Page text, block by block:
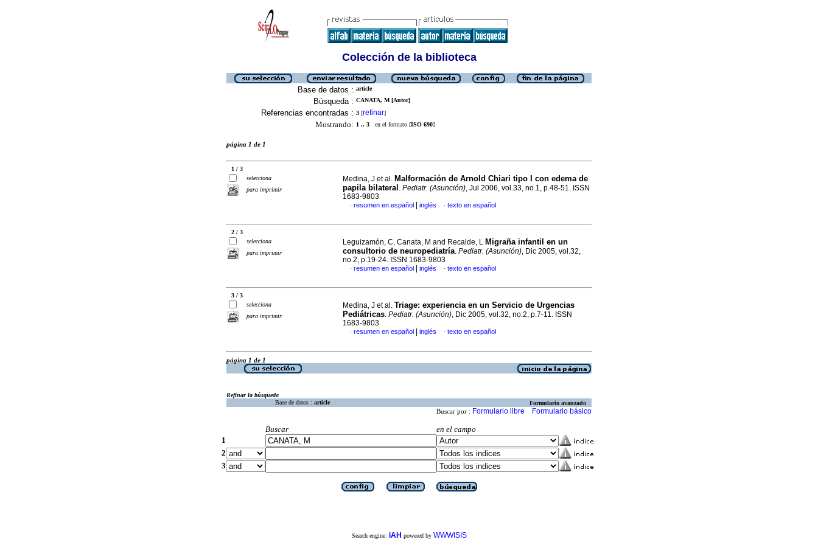
Colección de la biblioteca
Base de datos : article
Búsqueda : CANATA, M [Autor]
Referencias encontradas : 3 [refinar]
Mostrando: 1 .. 3 en el formato [ISO 690]
página 1 de 1
1 / 3
selecciona
para imprimir
Medina, J et al. Malformación de Arnold Chiari tipo I con edema de
papila bilateral . Pediatr. (Asunción), Jul 2006, vol.33, no.1, p.48-51. ISSN
1683-9803
· resumen en español inglés · texto en español
2 / 3
selecciona
para imprimir
Leguizamón, C, Canata, M and Recalde, L Migraña infantil en un
consultorio de neuropediatría. Pediatr. (Asunción), Dic 2005, vol.32,
no.2, p.19-24. ISSN 1683-9803
· resumen en español inglés · texto en español
3 / 3
selecciona
para imprimir
Medina, J et al. Triage: experiencia en un Servicio de Urgencias
Pediátricas. Pediatr. (Asunción), Dic 2005, vol.32, no.2, p.7-11. ISSN
1683-9803
· resumen en español inglés · texto en español
página 1 de 1
Refinar la búsqueda
Base de datos : article Formulario avanzado
Buscar por : Formulario libre Formulario básico
Buscar
en el campo
1
2
3
Search engine: iAH powered by WWWISIS